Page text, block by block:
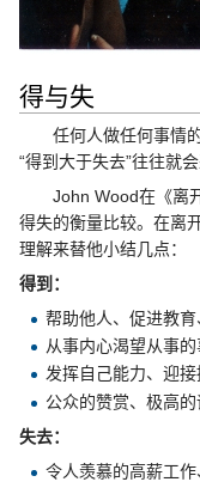
得与失
任何人做任何事情的
“得到大于失去”往往就
John Wood在《离开
得失的衡量比较。在离
理解来替他小结几点：
得到：
帮助他人、促进教
从事内心渴望从事
发挥自己能力、迎
公众的赞赏、极高
失去：
令人羡慕的高薪工